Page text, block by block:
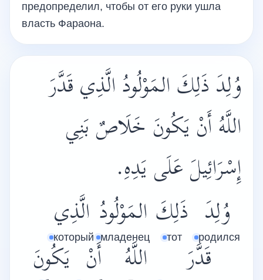
предопределил, чтобы от его руки ушла
власть Фараона.
وُلِدَ ذَلِكَ المَوْلُودُ الَّذِي قَدَّرَ
اللَّهُ أَنْ يَكُونَ خَلَاصٌ بَنِي
إِسْرَائِيلَ عَلَى يَدِهِ.
وُلِدَ
родился
ذَلِكَ
тот
المَوْلُودُ
младенец
الَّذِي
который
قَدَّرَ اللَّهُ أَنْ يَكُونَ